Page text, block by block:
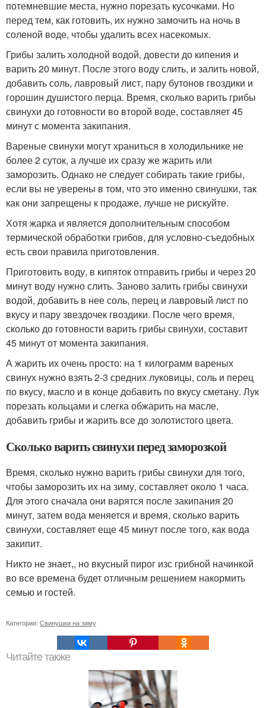
потемневшие места, нужно порезать кусочками. Но
перед тем, как готовить, их нужно замочить на ночь в
соленой воде, чтобы удалить всех насекомых.
Грибы залить холодной водой, довести до кипения и
варить 20 минут. После этого воду слить, и залить новой,
добавить соль, лавровый лист, пару бутонов гвоздики и
горошин душистого перца. Время, сколько варить грибы
свинухи до готовности во второй воде, составляет 45
минут с момента закипания.
Вареные свинухи могут храниться в холодильнике не
более 2 суток, а лучше их сразу же жарить или
заморозить. Однако не следует собирать такие грибы,
если вы не уверены в том, что это именно свинушки, так
как они запрещены к продаже, лучше не рискуйте.
Хотя жарка и является дополнительным способом
термической обработки грибов, для условно-съедобных
есть свои правила приготовления.
Приготовить воду, в кипяток отправить грибы и через 20
минут воду нужно слить. Заново залить грибы свинухи
водой, добавить в нее соль, перец и лавровый лист по
вкусу и пару звездочек гвоздики. После чего время,
сколько до готовности варить грибы свинухи, составит
45 минут от момента закипания.
А жарить их очень просто: на 1 килограмм вареных
свинух нужно взять 2-3 средних луковицы, соль и перец
по вкусу, масло и в конце добавить по вкусу сметану. Лук
порезать кольцами и слегка обжарить на масле,
добавить грибы и жарить все до золотистого цвета.
Сколько варить свинухи перед заморозкой
Время, сколько нужно варить грибы свинухи для того,
чтобы заморозить их на зиму, составляет около 1 часа.
Для этого сначала они варятся после закипания 20
минут, затем вода меняется и время, сколько варить
свинухи, составляет еще 45 минут после того, как вода
закипит.
Никто не знает,, но вкусный пирог изс грибной начинкой
во все времена будет отличным решением накормить
семью и гостей.
Категории: Свинушки на зиму
Читайте также